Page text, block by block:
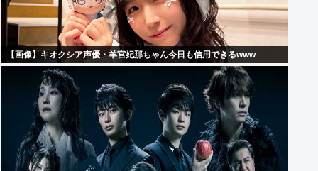
【画像】キオクシア声優・羊宮妃那ちゃん今日も信用できるwww